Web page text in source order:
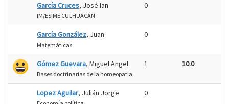
García Cruces, José Ian
IM/ESIME CULHUACÁN
0
García González, Juan
Matemáticas
0
Gómez Guevara, Miguel Angel
Bases doctrinarias de la homeopatia
1 10.0
Lopez Aguilar, Julián Jorge 0